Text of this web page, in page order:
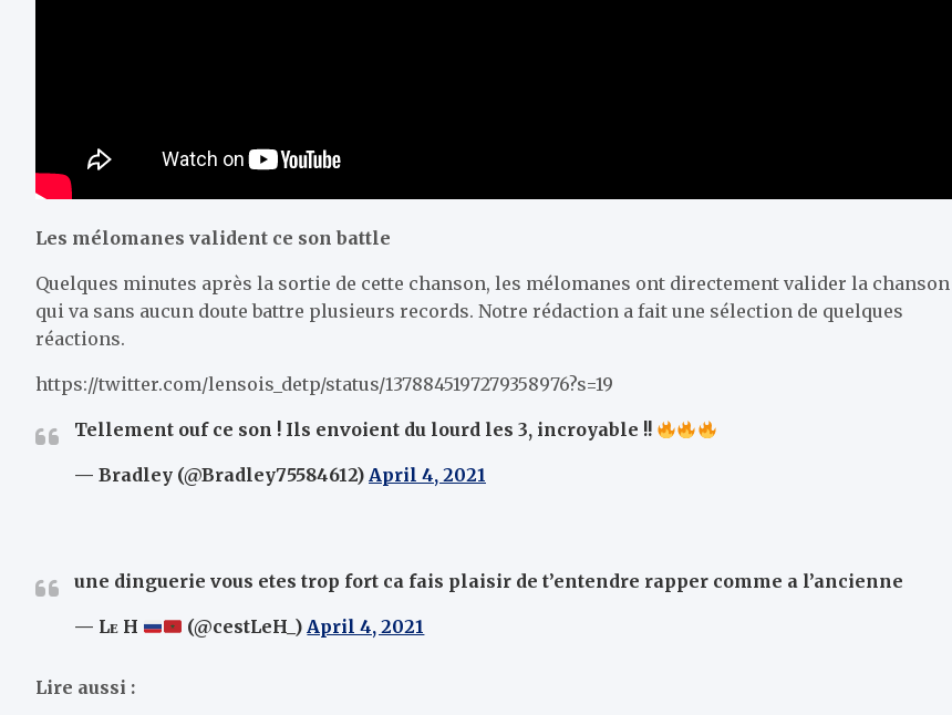
Les mélomanes valident ce son battle
Quelques minutes après la sortie de cette chanson, les mélomanes ont directement valider la chanson
qui va sans aucun doute battre plusieurs records. Notre rédaction a fait une sélection de quelques
réactions.
https://twitter.com/lensois_detp/status/1378845197279358976?s=19
Tellement ouf ce son ! Ils envoient du lourd les 3, incroyable !!
— Bradley (@Bradley75584612) April 4, 2021
une dinguerie vous etes trop fort ca fais plaisir de t’entendre rapper comme a l’ancienne
— Lᴇ H (@cestLeH_)April 4, 2021
Lire aussi :